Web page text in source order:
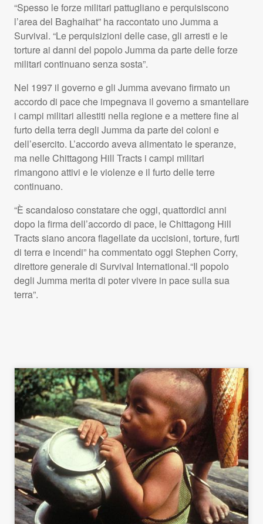
“Spesso le forze militari pattugliano e perquisiscono
l’area del Baghaihat” ha raccontato uno Jumma a
Survival. “Le perquisizioni delle case, gli arresti e le
torture ai danni del popolo Jumma da parte delle forze
militari continuano senza sosta”.
Nel 1997 il governo e gli Jumma avevano firmato un
accordo di pace che impegnava il governo a smantellare
i campi militari allestiti nella regione e a mettere fine al
furto della terra degli Jumma da parte dei coloni e
dell’esercito. L’accordo aveva alimentato le speranze,
ma nelle Chittagong Hill Tracts i campi militari
rimangono attivi e le violenze e il furto delle terre
continuano.
“È scandaloso constatare che oggi, quattordici anni
dopo la firma dell’accordo di pace, le Chittagong Hill
Tracts siano ancora flagellate da uccisioni, torture, furti
di terra e incendi” ha commentato oggi Stephen Corry,
direttore generale di Survival International.“Il popolo
degli Jumma merita di poter vivere in pace sulla sua
terra”.